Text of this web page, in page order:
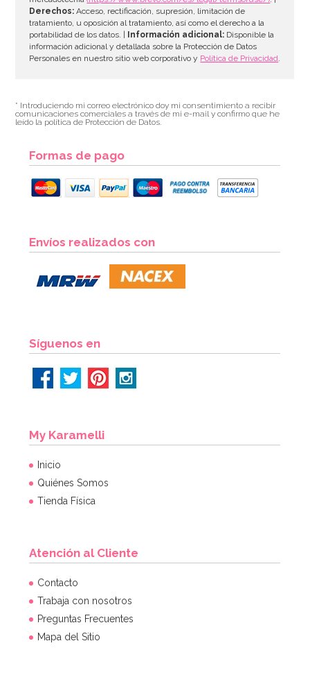
8,95€
Botellita de leche tradicional 0,5 Lt
Derechos: Acceso, rectificación, supresión, limitación de
tratamiento, u oposición al tratamiento, así como el derecho a la
portabilidad de los datos. |
Información adicional: Disponible la
información adicional y detallada sobre la Protección de Datos
Personales en nuestro sitio web corporativo y Política de Privacidad.
* Introduciendo mi correo electrónico doy mi consentimiento a recibir
comunicaciones comerciales a través de mi e-mail y confirmo que he
leído la política de Protección de Datos.
Formas de pago
Envíos realizados con
Síguenos en
My Karamelli
Inicio
Quiénes Somos
Tienda Física
Atención al Cliente
Contacto
Trabaja con nosotros
Preguntas Frecuentes
Mapa del Sitio